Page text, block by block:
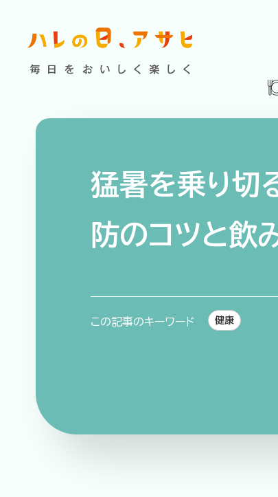
暮らす
考える
連
歴史 夏のビ
ウイスキー 大
浅草特集2025
池波正太郎
みんなで乾杯
猛暑を乗り切
防のコツと飲
この記事のキーワード 健康